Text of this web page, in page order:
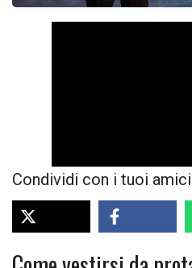
Condividi con i tuoi